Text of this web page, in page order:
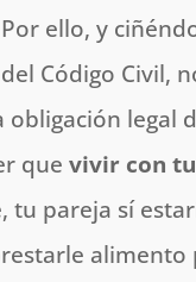
ello, y
Código Civil,
obligación legal
que vivir con
tu pareja sí
alimento